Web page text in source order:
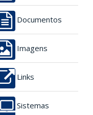
Documentos
Imagens
Links
Sistemas